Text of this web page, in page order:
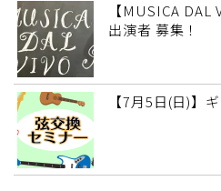
【MUSICA
出演者 募集！
【7月5日(日)】